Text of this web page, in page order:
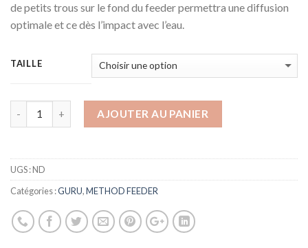
de petits trous sur le fond du feeder permettra une diffusion
optimale et ce dès l’impact avec l’eau.
TAILLE
AJOUTER AU PANIER
UGS :ND
Catégories :GURU,METHOD FEEDER